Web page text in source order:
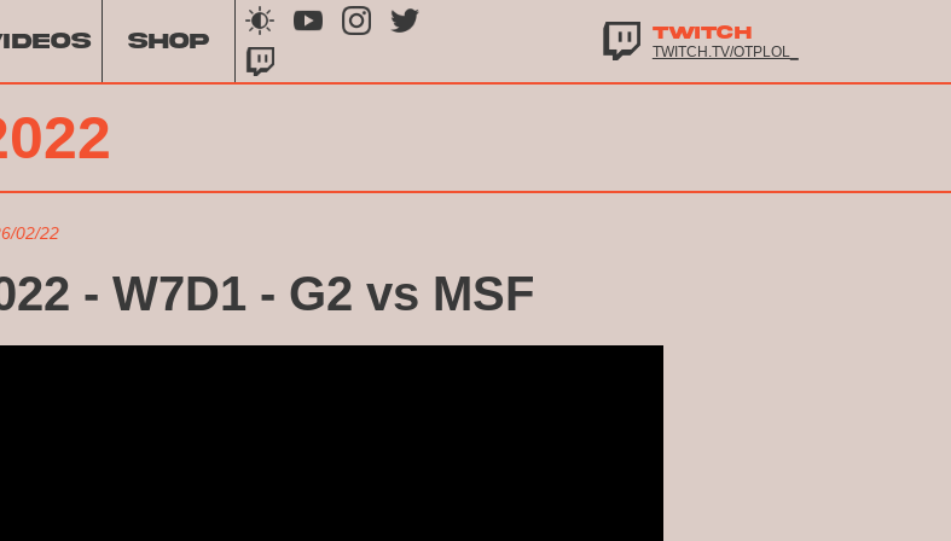
SHOP TWITCH
TWITCH.TV/OTPLOL_
02/22
- W7D1 - G2 vs MSF